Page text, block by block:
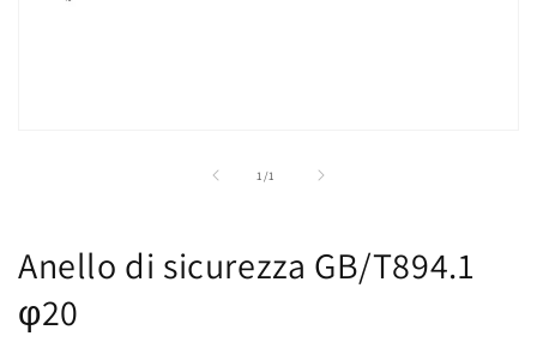
1 /
su1
Anello di sicurezza GB/T894.1
φ20